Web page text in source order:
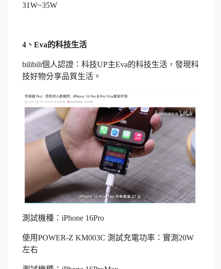
31W~35W
4、Eva的科技生活
bilibili個人認證：科技UP主Eva的科技生活，發現科
技好物分享品質生活。
測試機種：iPhone 16Pro
使用POWER-Z KM003C 測試充電功率：實測20W
左右